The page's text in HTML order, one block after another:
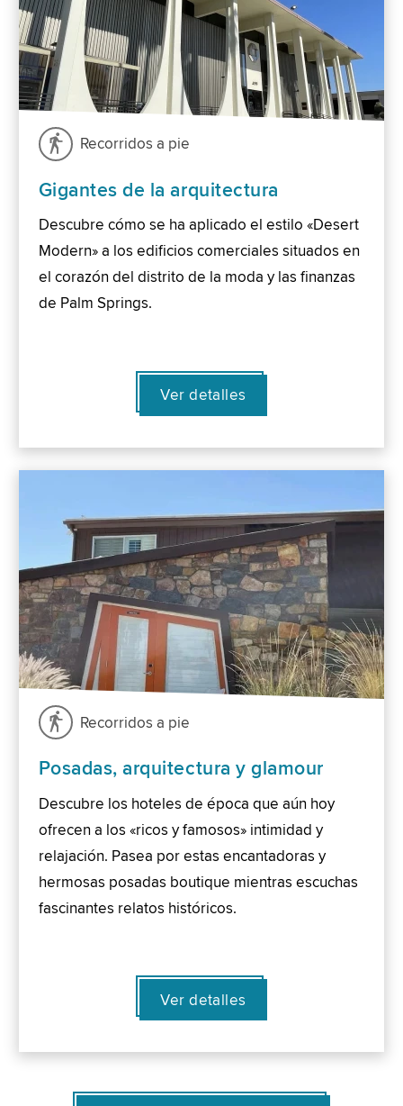
Recorridos a pie
Gigantes de la arquitectura
Descubre cómo se ha aplicado el estilo «Desert
Modern» a los edificios comerciales situados en
el corazón del distrito de la moda y las finanzas
de Palm Springs.
Ver detalles
Recorridos a pie
Posadas, arquitectura y glamour
Descubre los hoteles de época que aún hoy
ofrecen a los «ricos y famosos» intimidad y
relajación. Pasea por estas encantadoras y
hermosas posadas boutique mientras escuchas
fascinantes relatos históricos.
Ver detalles